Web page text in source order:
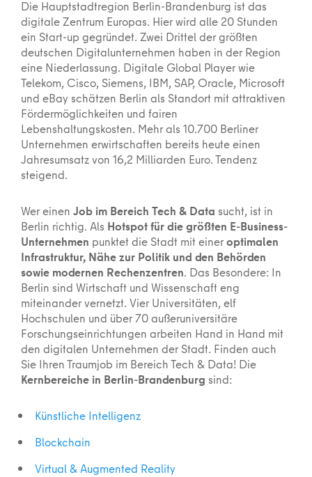
Die Hauptstadtregion Berlin-Brandenburg ist das
digitale Zentrum Europas. Hier wird alle 20 Stunden
ein Start-up gegründet. Zwei Drittel der größten
deutschen Digitalunternehmen haben in der Region
eine Niederlassung. Digitale Global Player wie
Telekom, Cisco, Siemens, IBM, SAP, Oracle, Microsoft
und eBay schätzen Berlin als Standort mit attraktiven
Fördermöglichkeiten und fairen
Lebenshaltungskosten. Mehr als 10.700 Berliner
Unternehmen erwirtschaften bereits heute einen
Jahresumsatz von 16,2 Milliarden Euro. Tendenz
steigend.
Wer einen Job im Bereich Tech & Data sucht, ist in
Berlin richtig. Als Hotspot für die größten E-Business-
Unternehmen punktet die Stadt mit eineroptimalen
Infrastruktur, Nähe zur Politik und den Behörden
sowie modernen Rechenzentren. Das Besondere: In
Berlin sind Wirtschaft und Wissenschaft eng
miteinander vernetzt. Vier Universitäten, elf
Hochschulen und über 70 außeruniversitäre
Forschungseinrichtungen arbeiten Hand in Hand mit
den digitalen Unternehmen der Stadt. Finden auch
Sie Ihren Traumjob im Bereich Tech & Data! Die
Kernbereiche in Berlin-Brandenburg sind:
Künstliche Intelligenz
Blockchain
Virtual & Augmented Reality